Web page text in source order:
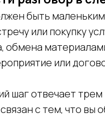
быть
или покупку
обмена
или
шаг отвечает трем
с тем, что вы